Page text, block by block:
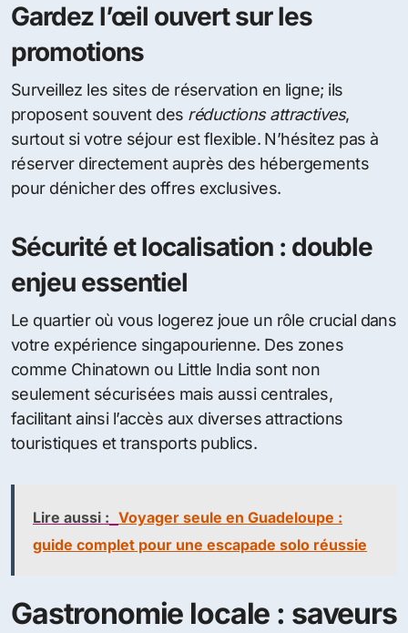
Gardez l’œil ouvert sur les
promotions
Surveillez les sites de réservation en ligne; ils
proposent souvent des réductions attractives,
surtout si votre séjour est flexible. N’hésitez pas à
réserver directement auprès des hébergements
pour dénicher des offres exclusives.
Sécurité et localisation : double
enjeu essentiel
Le quartier où vous logerez joue un rôle crucial dans
votre expérience singapourienne. Des zones
comme Chinatown ou Little India sont non
seulement sécurisées mais aussi centrales,
facilitant ainsi l’accès aux diverses attractions
touristiques et transports publics.
Lire aussi : Voyager seule en Guadeloupe :
guide complet pour une escapade solo réussie
Gastronomie locale : saveurs